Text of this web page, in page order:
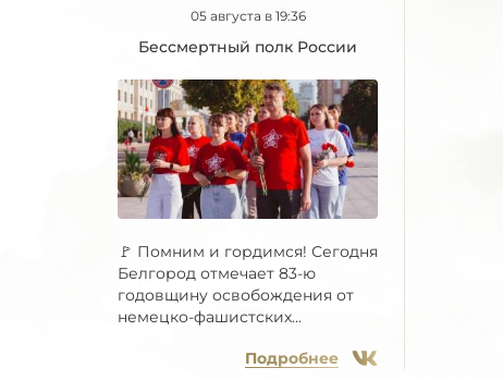
05 августа в 19:36
Бессмертный полк России
🚩 Помним и гордимся! Сегодня
Белгород отмечает 83-ю
годовщину освобождения от
немецко-фашистских...
Подробнее